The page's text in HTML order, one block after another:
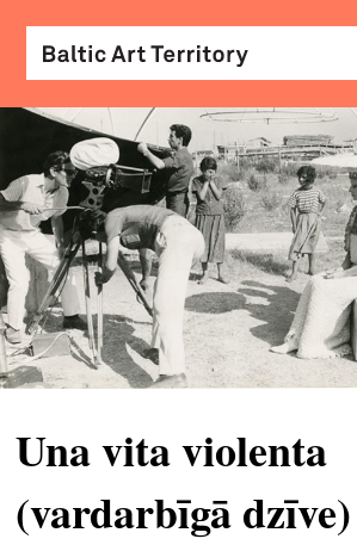
Una vita violenta
(vardarbīgā dzīve)